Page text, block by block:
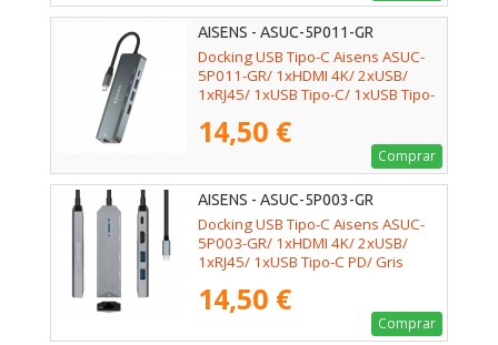
AISENS - ASUC-5P011-GR
Docking USB Tipo-C Aisens ASUC-
5P011-GR/ 1xHDMI 4K/ 2xUSB/
1xRJ45/ 1xUSB Tipo-C/ 1xUSB Tipo-
14,50 €
Comprar
AISENS - ASUC-5P003-GR
Docking USB Tipo-C Aisens ASUC-
5P003-GR/ 1xHDMI 4K/ 2xUSB/
1xRJ45/ 1xUSB Tipo-C PD/ Gris
14,50 €
Comprar